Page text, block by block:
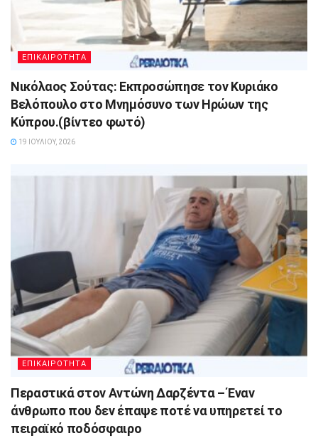
ΕΠΙΚΑΙΡΟΤΗΤΑ
Νικόλαος Σούτας: Εκπροσώπησε τον Κυριάκο
Βελόπουλο στο Μνημόσυνο των Ηρώων της
Κύπρου.(βίντεο φωτό)
19 ΙΟΥΛΊΟΥ, 2026
ΕΠΙΚΑΙΡΟΤΗΤΑ
Περαστικά στον Αντώνη Δαρζέντα – Έναν
άνθρωπο που δεν έπαψε ποτέ να υπηρετεί το
πειραϊκό ποδόσφαιρο